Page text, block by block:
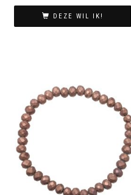
was:
€ 12,50.
€ 11,95.
DEZE WIL IK!